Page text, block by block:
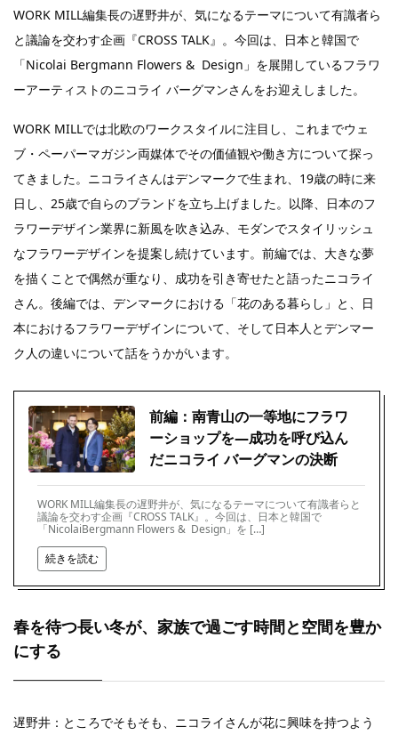
WORK MILL編集長の遅野井が、気になるテーマについて有識者ら
と議論を交わす企画『CROSS TALK』。今回は、日本と韓国で
「Nicolai Bergmann Flowers & Design」を展開しているフラワ
ーアーティストのニコライ バーグマンさんをお迎えしました。
WORK MILLでは北欧のワークスタイルに注目し、これまでウェ
ブ・ペーパーマガジン両媒体でその価値観や働き方について探っ
てきました。ニコライさんはデンマークで生まれ、19歳の時に来
日し、25歳で自らのブランドを立ち上げました。以降、日本のフ
ラワーデザイン業界に新風を吹き込み、モダンでスタイリッシュ
なフラワーデザインを提案し続けています。前編では、大きな夢
を描くことで偶然が重なり、成功を引き寄せたと語ったニコライ
さん。後編では、デンマークにおける「花のある暮らし」と、日
本におけるフラワーデザインについて、そして日本人とデンマー
ク人の違いについて話をうかがいます。
前編：南青山の一等地にフラワ
ーショップを―成功を呼び込ん
だニコライ バーグマンの決断
WORK MILL編集長の遅野井が、気になるテーマについて有識者らと
議論を交わす企画『CROSS TALK』。今回は、日本と韓国で
「NicolaiBergmann Flowers & Design」を […]
続きを読む
春を待つ長い冬が、家族で過ごす時間と空間を豊か
にする
遅野井：ところでそもそも、ニコライさんが花に興味を持つよう